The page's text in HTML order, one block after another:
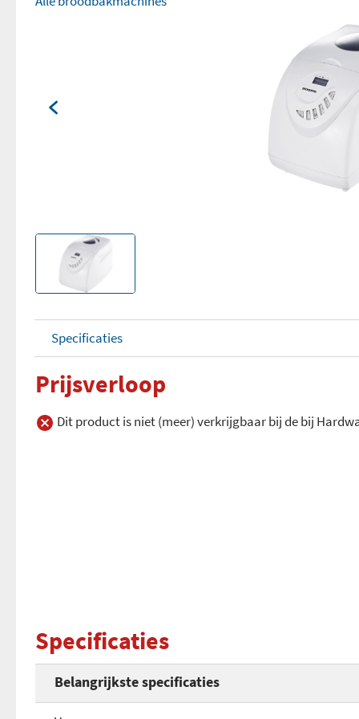
Specificaties
Prijsverloop
Dit product is niet (meer) verkrijgbaar bij de bij
Specificaties
Belangrijkste specificaties